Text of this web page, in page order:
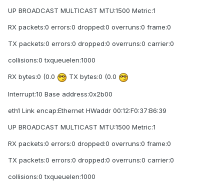
UP BROADCAST MULTICAST MTU:1500 Metric:1
RX packets:0 errors:0 dropped:0 overruns:0 frame:0
TX packets:0 errors:0 dropped:0 overruns:0 carrier:0
collisions:0 txqueuelen:1000
RX bytes:0 (0.0 TX bytes:0 (0.0
Interrupt:10 Base address:0x2b00
eth1 Link encap:Ethernet HWaddr 00:12:F0:37:B6:39
UP BROADCAST MULTICAST MTU:1500 Metric:1
RX packets:0 errors:0 dropped:0 overruns:0 frame:0
TX packets:0 errors:0 dropped:0 overruns:0 carrier:0
collisions:0 txqueuelen:1000